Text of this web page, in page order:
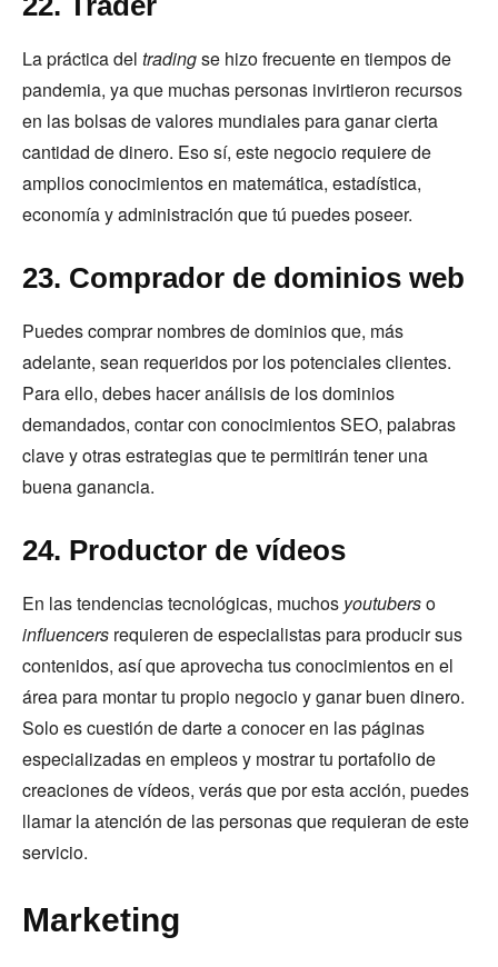
La práctica del tradingse hizo frecuente en tiempos de
pandemia, ya que muchas personas invirtieron recursos
en las bolsas de valores mundiales para ganar cierta
cantidad de dinero. Eso sí, este negocio requiere de
amplios conocimientos en matemática, estadística,
economía y administración que tú puedes poseer.
23. Comprador de dominios web
Puedes comprar nombres de dominios que, más
adelante, sean requeridos por los potenciales clientes.
Para ello, debes hacer análisis de los dominios
demandados, contar con conocimientos SEO, palabras
clave y otras estrategias que te permitirán tener una
buena ganancia.
24. Productor de vídeos
En las tendencias tecnológicas, muchos youtuberso
influencers requieren de especialistas para producir sus
contenidos, así que aprovecha tus conocimientos en el
área para montar tu propio negocio y ganar buen dinero.
Solo es cuestión de darte a conocer en las páginas
especializadas en empleos y mostrar tu portafolio de
creaciones de vídeos, verás que por esta acción, puedes
llamar la atención de las personas que requieran de este
servicio.
Marketing